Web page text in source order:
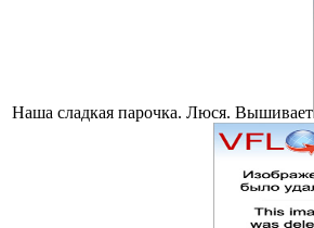
Наша сладкая парочка. Люся. Вышивает